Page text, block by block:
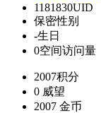
1181830UID
保密性别
-生日
0空间访问量
2007积分
0 威望
2007 金币